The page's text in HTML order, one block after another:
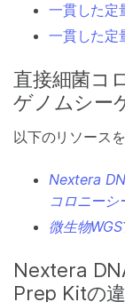
一貫した定
一貫した定
直接細菌コ
ゲノムシー
以下のリソース
Nextera
コロニーシ
微生物WGS
Nextera
Prep Kitの